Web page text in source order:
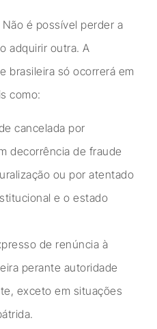
é possível perder a
adquirir outra. A
brasileira só ocorrerá em
como:
cancelada por
decorrência de fraude
ou por atentado
e o estado
de renúncia à
perante autoridade
exceto em situações